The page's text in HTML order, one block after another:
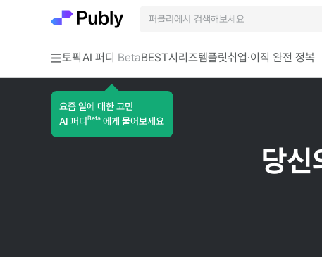
토픽AI 퍼디 Beta
요즘 일에 대한 고민
AI 퍼디 Beta 에게 물어보세요
BEST시리즈템플릿취업·이직 완전 정복
당신